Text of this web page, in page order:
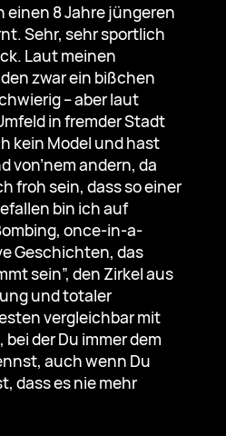
einen 8 Jahre jüngeren
Sehr, sehr sportlich
Laut meinen
zwar ein bißchen
– aber laut
in fremder Stadt
kein Model und hast
von’nem andern, da
froh sein, dass so einer
bin ich auf
once-in-a-
Geschichten, das
sein”, den Zirkel aus
und totaler
vergleichbar mit
der Du immer dem
auch wenn Du
dass es nie mehr